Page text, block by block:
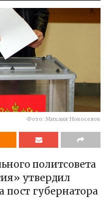
Фото: Михаил Новоселов
политсовета
утвердил
пост губернатора